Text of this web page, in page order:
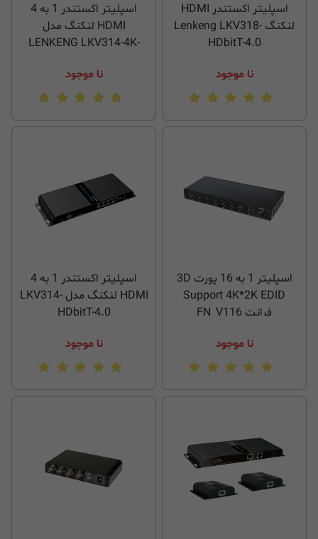
اسپلیتر اکستندر HDMI
لنکنگ Lenkeng LKV318-
HDbitT-4.0
نا موجود
اسپلیتر اکستندر 1 به 4
HDMI لنکنگ مدل
LENKENG LKV314-4K-
نا موجود
اسپلیتر 1 به 16 پورت 3D
Support 4K*2K EDID
فرانت FN_V116
نا موجود
اسپلیتر اکستندر 1 به 4
HDMI لنکنگ مدل LKV314-
HDbitT-4.0
نا موجود